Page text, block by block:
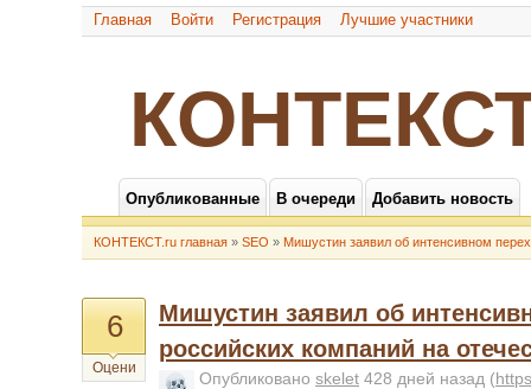
Главная Войти Регистрация Лучшие участники
Опубликованные В очереди Добавить новость
КОНТЕКСТ.ru главная » SEO » Мишустин заявил об интенсивном
6
Оцени
Мишустин заявил об
российских компаний на
Опубликовано skelet 428 дней назад (